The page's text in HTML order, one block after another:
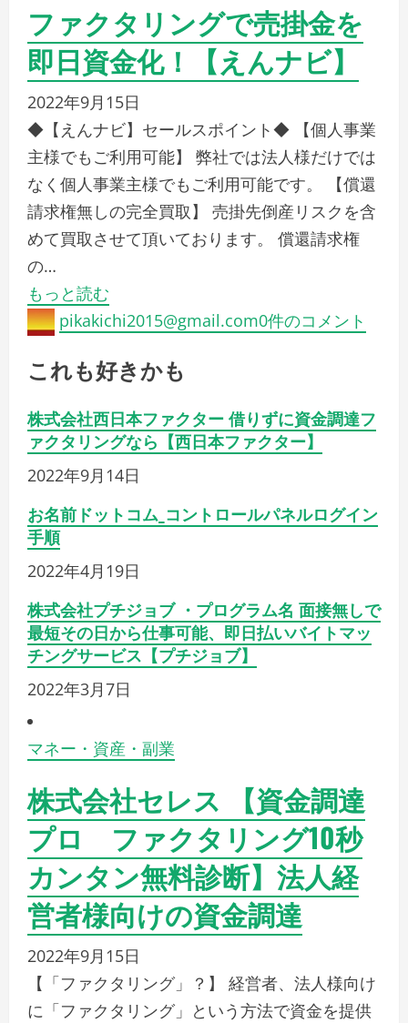
ファクタリングで売掛金を
即日資金化！【えんナビ】
2022年9月15日
◆【えんナビ】セールスポイント◆ 【個人事業
主様でもご利用可能】 弊社では法人様だけでは
なく個人事業主様でもご利用可能です。 【償還
請求権無しの完全買取】 売掛先倒産リスクを含
めて買取させて頂いております。 償還請求権
の…
もっと読む
pikakichi2015@gmail.com0件のコメント
これも好きかも
株式会社西日本ファクター 借りずに資金調達フ
ァクタリングなら【西日本ファクター】
2022年9月14日
お名前ドットコム_コントロールパネルログイン
手順
2022年4月19日
株式会社プチジョブ ・プログラム名 面接無しで
最短その日から仕事可能、即日払いバイトマッ
チングサービス【プチジョブ】
2022年3月7日
マネー・資産・副業
株式会社セレス 【資金調達
プロ ファクタリング10秒
カンタン無料診断】法人経
営者様向けの資金調達
2022年9月15日
【「ファクタリング」？】 経営者、法人様向け
に「ファクタリング」という方法で資金を提供